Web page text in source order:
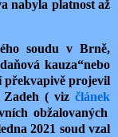
nabyla platnost až
soudu v Brně,
kauza“nebo
překvapivě projevil
Zadeh ( viz článek
obžalovaných
2021 soud vzal